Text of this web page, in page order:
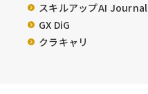
スキルアップAI Journal
GX DiG
クラキャリ